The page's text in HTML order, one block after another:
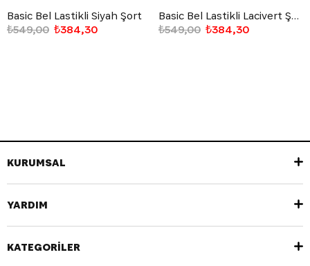
Basic Bel Lastikli Siyah Şort
₺384,30
₺549,00
Basic Bel Lastikli Lacivert Şort
₺384,30
₺549,00
KURUMSAL
YARDIM
KATEGORİLER